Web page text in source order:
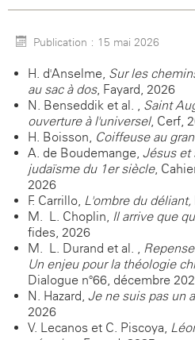
Contacts
Mentions légales
Catalogue des revues
Bibliographies
Conférences
Agenda
Publication : 15 mai 2026
H. d'Anselme, Sur les
au sac à dos, Fayard, 2026
N. Benseddik et al. , Saint
ouverture à l'universel, Cerf,
H. Boisson, Coiffeuse au
A. de Boudemange, Jésus et
judaïsme du 1er siècle,
2026
F. Carrillo, L'ombre du déliant,
M.- L. Choplin, Il arrive que
fides, 2026
M.- L. Durand et al. ,
Un enjeu pour la théologie
Dialogue n°66, décembre
N. Hazard, Je ne suis pas un
2026
V. Lecanos et C. Piscoya,